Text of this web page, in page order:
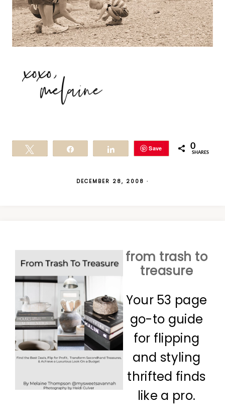
Save 0
SHARES
DECEMBER 28, 2008 ·
from trash to
treasure
Your 53 page
go-to guide
for flipping
and styling
thrifted finds
like a pro.